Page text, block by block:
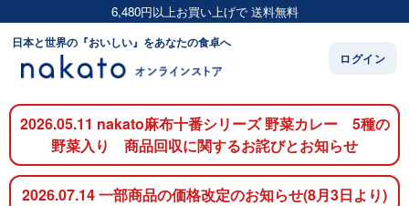
6,480円以上お買い上げで 送料無料
日本と世界の『おいしい』をあなたの食卓へ
ログイン
2026.05.11 nakato麻布十番シリーズ 野菜カレー 5種の
野菜入り 商品回収に関するお詫びとお知らせ
2026.07.14 一部商品の価格改定のお知らせ(8月3日より)